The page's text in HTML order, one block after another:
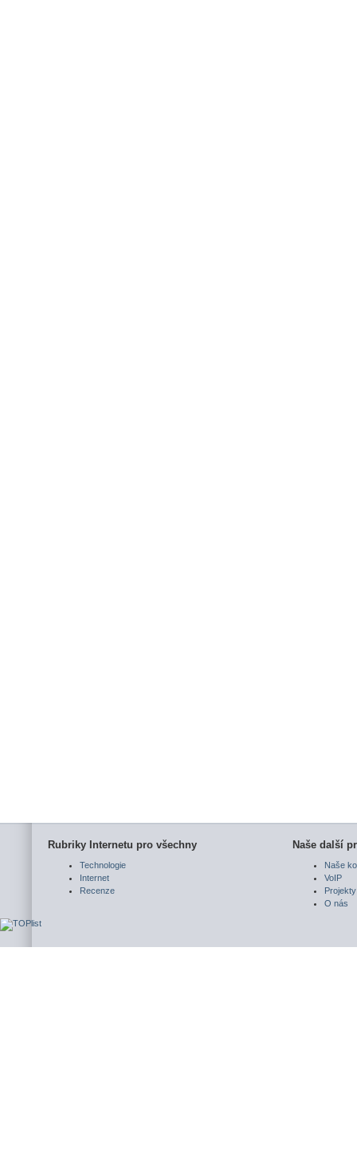
Rubriky Internetu pro všechny
Technologie
Internet
Recenze
Naše další
Naše
VoIP
Projekty
O nás